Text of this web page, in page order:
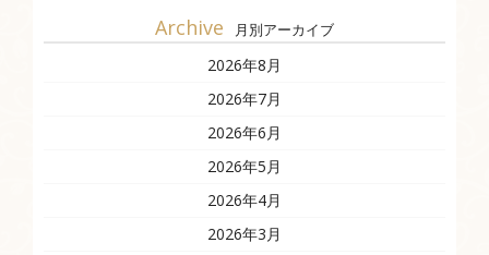
Archive 月別アーカイブ
2026年8月
2026年7月
2026年6月
2026年5月
2026年4月
2026年3月